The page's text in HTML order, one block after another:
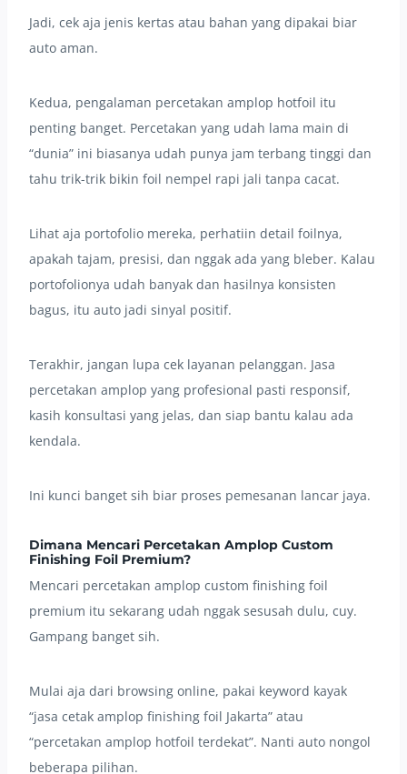
Jadi, cek aja jenis kertas atau bahan yang dipakai biar
auto aman.
Kedua, pengalaman percetakan amplop hotfoil itu
penting banget. Percetakan yang udah lama main di
“dunia” ini biasanya udah punya jam terbang tinggi dan
tahu trik-trik bikin foil nempel rapi jali tanpa cacat.
Lihat aja portofolio mereka, perhatiin detail foilnya,
apakah tajam, presisi, dan nggak ada yang bleber. Kalau
portofolionya udah banyak dan hasilnya konsisten
bagus, itu auto jadi sinyal positif.
Terakhir, jangan lupa cek layanan pelanggan. Jasa
percetakan amplop yang profesional pasti responsif,
kasih konsultasi yang jelas, dan siap bantu kalau ada
kendala.
Ini kunci banget sih biar proses pemesanan lancar jaya.
Dimana Mencari Percetakan Amplop Custom
Finishing Foil Premium?
Mencari percetakan amplop custom finishing foil
premium itu sekarang udah nggak sesusah dulu, cuy.
Gampang banget sih.
Mulai aja dari browsing online, pakai keyword kayak
“jasa cetak amplop finishing foil Jakarta” atau
“percetakan amplop hotfoil terdekat”. Nanti auto nongol
beberapa pilihan.